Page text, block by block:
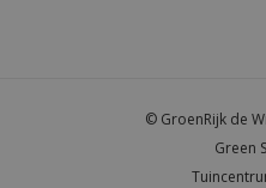
© GroenRijk de
Green